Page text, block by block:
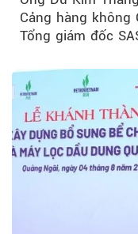
Cảng hàng không
Tổng giám đốc